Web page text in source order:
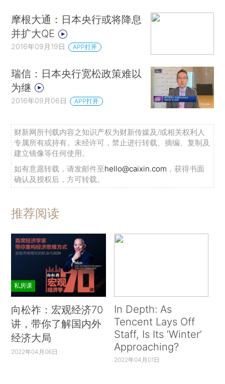
摩根大通：日本央行或将降息
并扩大QE
2016年09月19日 APP打开
瑞信：日本央行宽松政策难以
为继
2016年09月06日 APP打开
财新网所刊载内容之知识产权为财新传媒及/或相关权利人
专属所有或持有。未经许可，禁止进行转载、摘编、复制及
建立镜像等任何使用。
如有意愿转载，请发邮件至hello@caixin.com ，获得书面
确认及授权后，方可转载。
推荐阅读
私房课
向松祚：宏观经济70
讲，带你了解国内外
经济大局
2022年04月06日
In Depth: As
Tencent Lays Off
Staff, Is Its ‘Winter’
Approaching?
2022年04月01日